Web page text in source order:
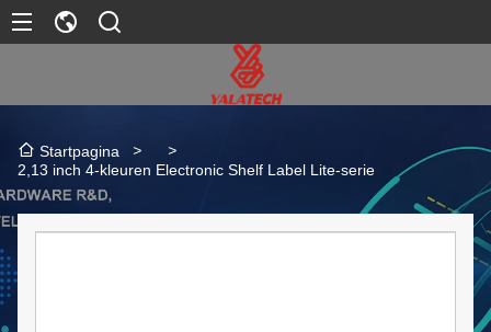
Startpagina >
>
2,13 inch 4-kleuren Electronic Shelf Label Lite-serie